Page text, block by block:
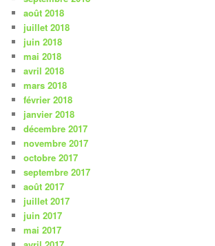
août 2018
juillet 2018
juin 2018
mai 2018
avril 2018
mars 2018
février 2018
janvier 2018
décembre 2017
novembre 2017
octobre 2017
septembre 2017
août 2017
juillet 2017
juin 2017
mai 2017